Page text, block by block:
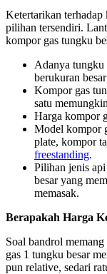
Ketertarikan terhadap
pilihan tersendiri.
kompor gas tungku
Adanya tungku
berukuran
Kompor gas
satu
Harga kompor
Model kompor
plate, kompor
freestanding.
Pilihan jenis
besar yang
memasak.
Berapakah Harga
Soal bandrol
gas 1 tungku besar
pun relative, sedari